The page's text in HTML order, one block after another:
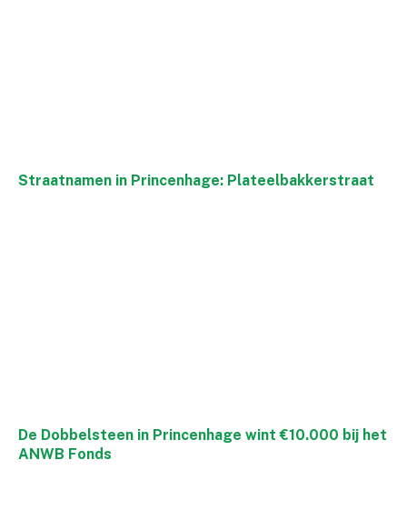
Straatnamen in Princenhage: Plateelbakkerstraat
De Dobbelsteen in Princenhage wint €10.000 bij het
ANWB Fonds